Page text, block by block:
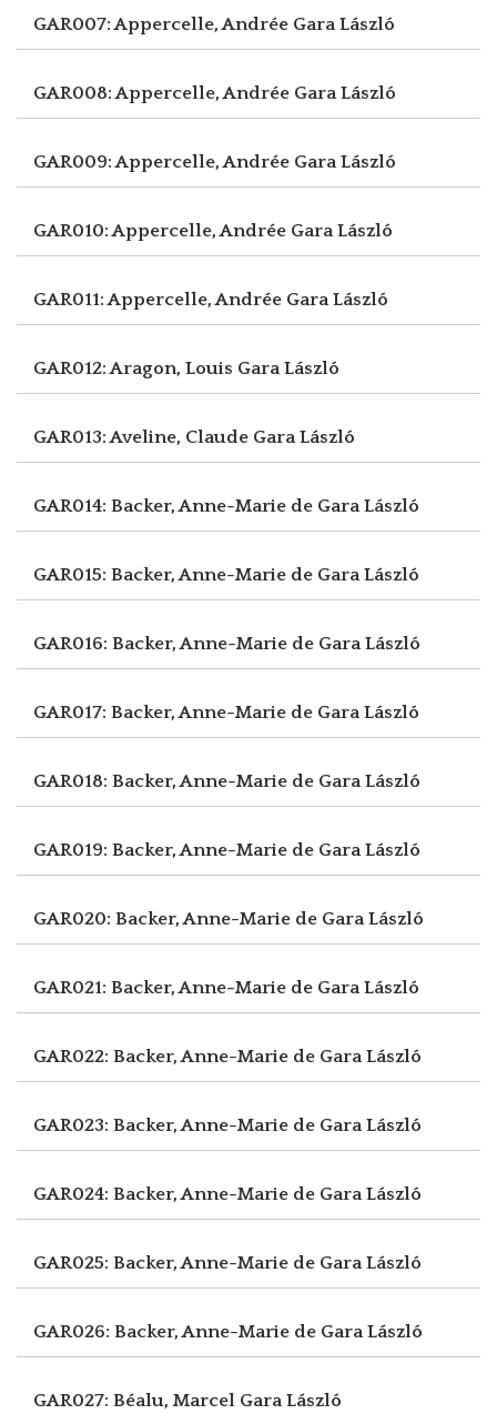
GAR007: Appercelle, Andrée Gara László
GAR008: Appercelle, Andrée Gara László
GAR009: Appercelle, Andrée Gara László
GAR010: Appercelle, Andrée Gara László
GAR011: Appercelle, Andrée Gara László
GAR012: Aragon, Louis Gara László
GAR013: Aveline, Claude Gara László
GAR014: Backer, Anne-Marie de Gara László
GAR015: Backer, Anne-Marie de Gara László
GAR016: Backer, Anne-Marie de Gara László
GAR017: Backer, Anne-Marie de Gara László
GAR018: Backer, Anne-Marie de Gara László
GAR019: Backer, Anne-Marie de Gara László
GAR020: Backer, Anne-Marie de Gara László
GAR021: Backer, Anne-Marie de Gara László
GAR022: Backer, Anne-Marie de Gara László
GAR023: Backer, Anne-Marie de Gara László
GAR024: Backer, Anne-Marie de Gara László
GAR025: Backer, Anne-Marie de Gara László
GAR026: Backer, Anne-Marie de Gara László
GAR027: Béalu, Marcel Gara László